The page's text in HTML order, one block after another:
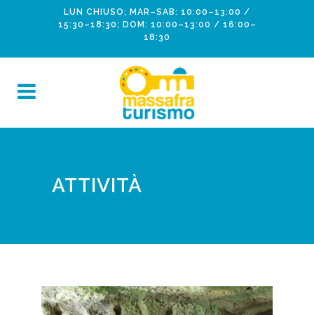
LUN CHIUSO; MAR–SAB: 10:00–13:00 /
15:30–18:30; DOM: 10:00–13:00 / 16:00–
18:30
ATTIVITÀ